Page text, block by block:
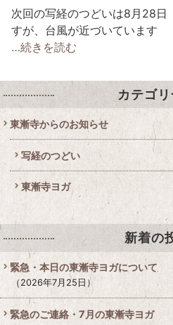
次回の写経のつどいは8月28日
すが、台風が近づいています
…続きを読む
カテゴ
東漸寺からのお知らせ
写経のつどい
東漸寺ヨガ
新着の
緊急・本日の東漸寺ヨガについて
2026年7月25日
緊急のご連絡・7月の東漸寺ヨガ